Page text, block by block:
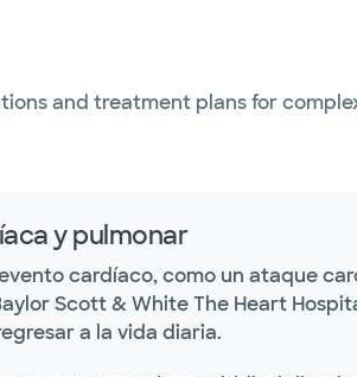
and treatment plans for
y pulmonar
cardíaco, como un ataque
Scott & White The Heart
a la vida diaria.